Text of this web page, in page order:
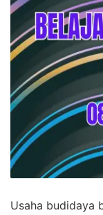
Usaha budidaya